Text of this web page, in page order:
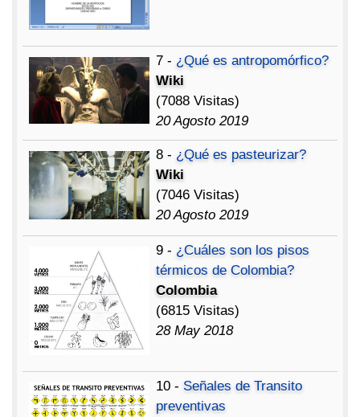
7 - ¿Qué es antropomórfico?
Wiki
(7088 Visitas)
20 Agosto 2019
8 - ¿Qué es pasteurizar?
Wiki
(7046 Visitas)
20 Agosto 2019
9 - ¿Cuáles son los pisos
térmicos de Colombia?
Colombia
(6815 Visitas)
28 May 2018
10 -Señales de Transito
preventivas